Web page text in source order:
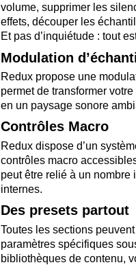
volume, supprimer les
effets, découper les
Et pas d’inquiétude : tout
Modulation
Redux propose une
permet de transformer
en un paysage sonore
Contrôles Macro
Redux dispose d’un
contrôles macro
peut être relié à un
internes.
Des presets partout
Toutes les sections
paramètres spécifiques
bibliothèques de contenu,